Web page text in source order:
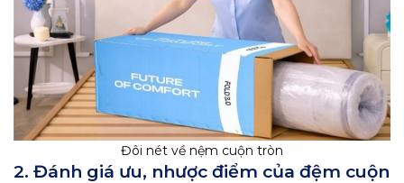
Đôi nét về nệm cuộn tròn
2. Đánh giá ưu, nhược điểm của đệm cuộn